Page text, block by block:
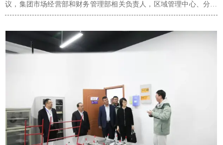
议，集团市场经营部和财务管理部相关负责人，区域管理中心、分公
司、设备管理公司、威海市市政公司市场开发部、财务部相关负责人